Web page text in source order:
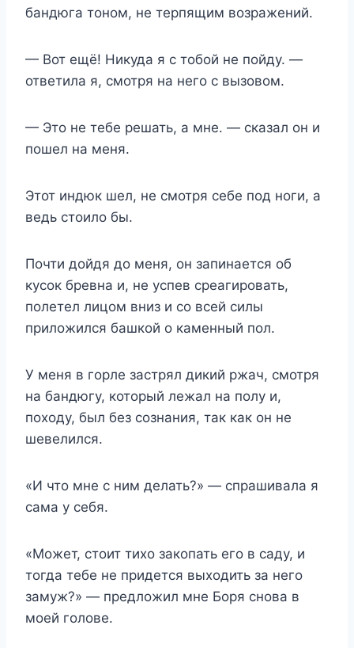
бандюга тоном, не терпящим возражений.
— Вот ещё! Никуда я с тобой не пойду. —
ответила я, смотря на него с вызовом.
— Это не тебе решать, а мне. — сказал он и
пошел на меня.
Этот индюк шел, не смотря себе под ноги, а
ведь стоило бы.
Почти дойдя до меня, он запинается об
кусок бревна и, не успев среагировать,
полетел лицом вниз и со всей силы
приложился башкой о каменный пол.
У меня в горле застрял дикий ржач, смотря
на бандюгу, который лежал на полу и,
походу, был без сознания, так как он не
шевелился.
«И что мне с ним делать?» — спрашивала я
сама у себя.
«Может, стоит тихо закопать его в саду, и
тогда тебе не придется выходить за него
замуж?» — предложил мне Боря снова в
моей голове.